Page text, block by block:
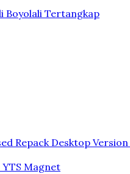
Boyolali Tertangkap
Repack Desktop Version
YTS Magnet